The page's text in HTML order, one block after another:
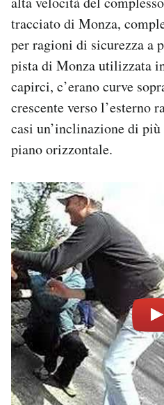
tracciato di Monza,
per ragioni di sicurezza a
pista di Monza utilizzata
capirci, c’erano curve
crescente verso l’esterno
casi un’inclinazione di
piano orizzontale.